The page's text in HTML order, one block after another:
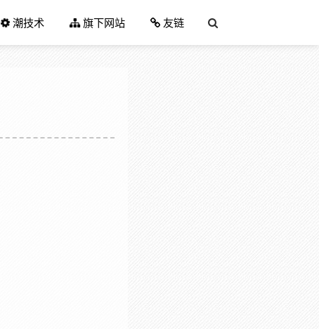
潮技术 旗下网站 友链